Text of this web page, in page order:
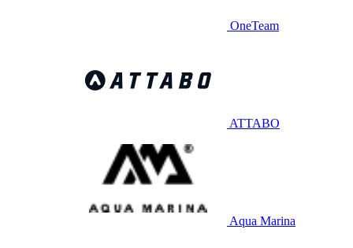
OneTeam
ATTABO
Aqua Marina